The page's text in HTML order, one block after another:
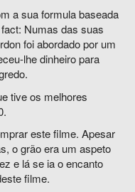
a sua formula baseada
fact: Numas das suas
foi abordado por um
lhe dinheiro para
tive os melhores
este filme. Apesar
o grão era um aspeto
e lá se ia o encanto
filme.